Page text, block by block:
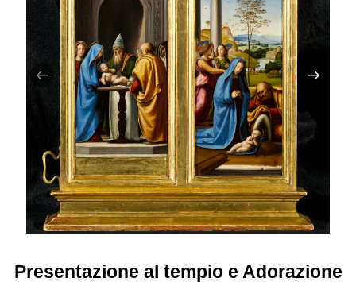
Presentazione al tempio e Adorazione